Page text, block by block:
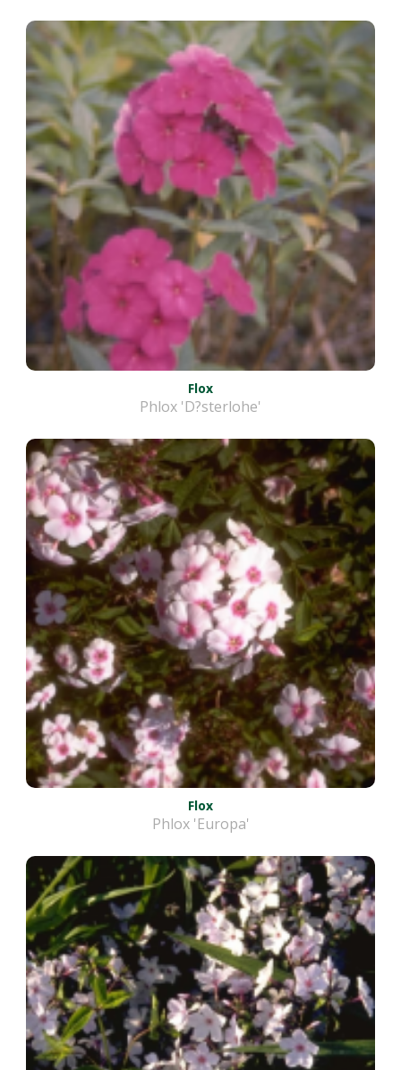
Flox
Phlox 'D?sterlohe'
Flox
Phlox 'Europa'